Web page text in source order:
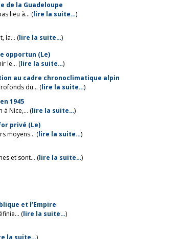
de la Guadeloupe
lieu à... (lire la suite…)
la... (lire la suite…)
opportun (Le)
le... (lire la suite…)
au cadre chronoclimatique alpin
du... (lire la suite…)
1945
à Nice,... (lire la suite…)
privé (Le)
moyens... (lire la suite…)
et sont... (lire la suite…)
et l’Empire
(lire la suite…)